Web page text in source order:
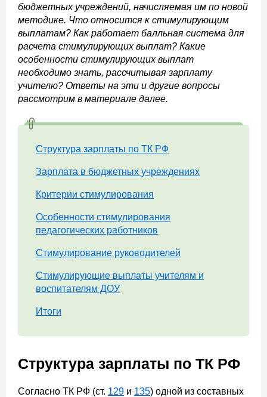
бюджетных учреждений, начисляемая им по новой
методике. Что относится к стимулирующим
выплатам? Как работает балльная система для
расчета стимулирующих выплат? Какие
особенности стимулирующих выплат
необходимо знать, рассчитывая зарплату
учителю? Ответы на эти и другие вопросы
рассмотрим в материале далее.
Структура зарплаты по ТК РФ
Зарплата в бюджетных учреждениях
Критерии стимулирования
Особенности стимулирования
педагогических работников
Стимулирование руководителей
Стимулирующие выплаты учителям и
воспитателям ДОУ
Итоги
Структура зарплаты по ТК РФ
Согласно ТК РФ (ст. 129 и 135) одной из составных